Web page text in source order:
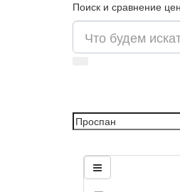
Поиск и сравнение